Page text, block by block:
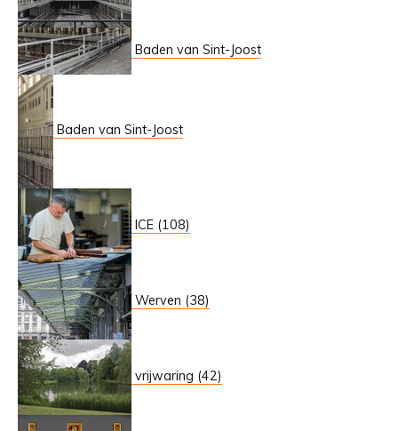
Baden van Sint-Joost
Baden van Sint-Joost
ICE (108)
Werven (38)
vrijwaring (42)